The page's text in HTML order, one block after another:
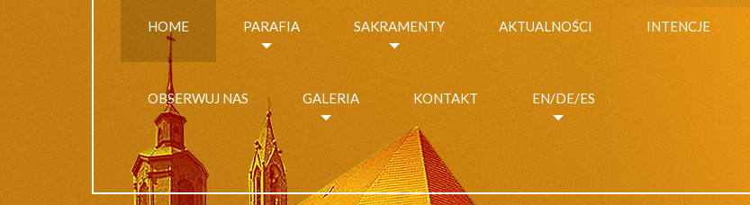
HOME PARAFIA SAKRAMENTY AKTUALNOŚCI INTENCJE
OBSERWUJ NAS GALERIA KONTAKT EN/DE/ES